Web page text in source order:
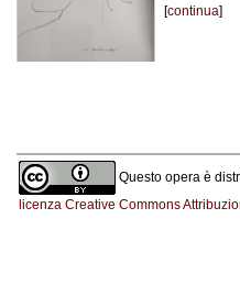
[continua]
Questo opera è
licenza Creative Commons